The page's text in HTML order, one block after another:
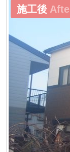
施工後